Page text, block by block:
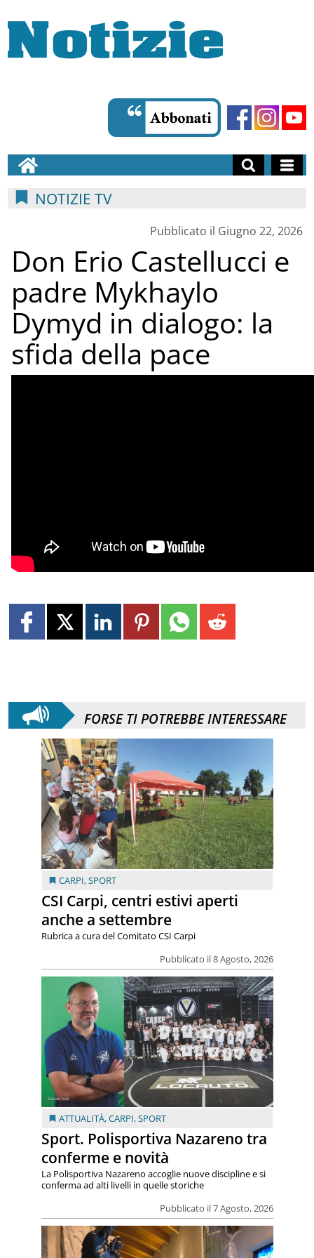
NOTIZIE TV
Pubblicato il Giugno 22, 2026
Don Erio Castellucci e
padre Mykhaylo
Dymyd in dialogo: la
sfida della pace
FORSE TI POTREBBE INTERESSARE
CARPI,SPORT
CSI Carpi, centri estivi aperti
anche a settembre
Pubblicato il 8 Agosto, 2026
Rubrica a cura del Comitato CSI Carpi
ATTUALITÀ,CARPI,SPORT
Sport. Polisportiva Nazareno tra
conferme e novità
Pubblicato il 7 Agosto, 2026
La Polisportiva Nazareno accoglie nuove discipline e si
conferma ad alti livelli in quelle storiche